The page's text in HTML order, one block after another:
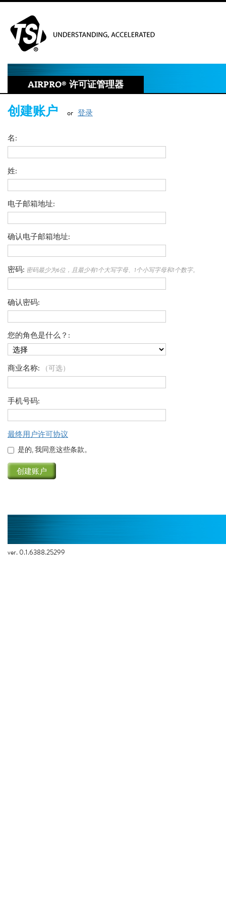
AIRPRO® 许可证管理器
创建账户 or 登录
名
姓
电子邮箱地址
确认电子邮箱地址
密码 密码最少为6位，且最少有1个大写字母、1个小写字母和1个数字。
确认密码
您的角色是什么？
商业名称 （可选）
手机号码
最终用户许可协议
是的, 我同意这些条款。
ver. 0.1.6388.25299